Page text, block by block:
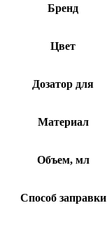
Бренд
Цвет
Дозатор для
Материал
Объем, мл
Способ заправки